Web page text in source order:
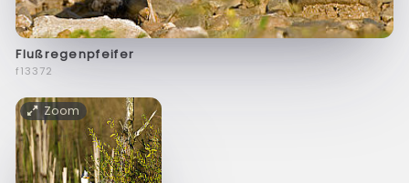
Flußregenpfeifer
f13372
Zoom